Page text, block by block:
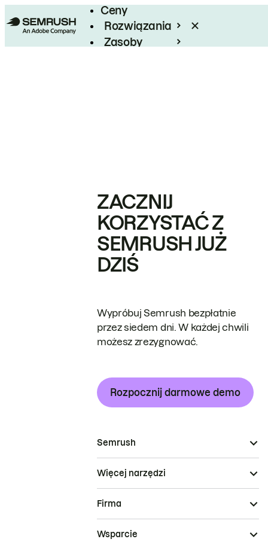
Ceny
Rozwiązania
Zasoby
ZACZNIJ
KORZYSTAĆ Z
SEMRUSH JUŻ
DZIŚ
Wypróbuj Semrush bezpłatnie
przez siedem dni. W każdej chwili
możesz zrezygnować.
Rozpocznij darmowe demo
Semrush
Więcej narzędzi
Firma
Wsparcie